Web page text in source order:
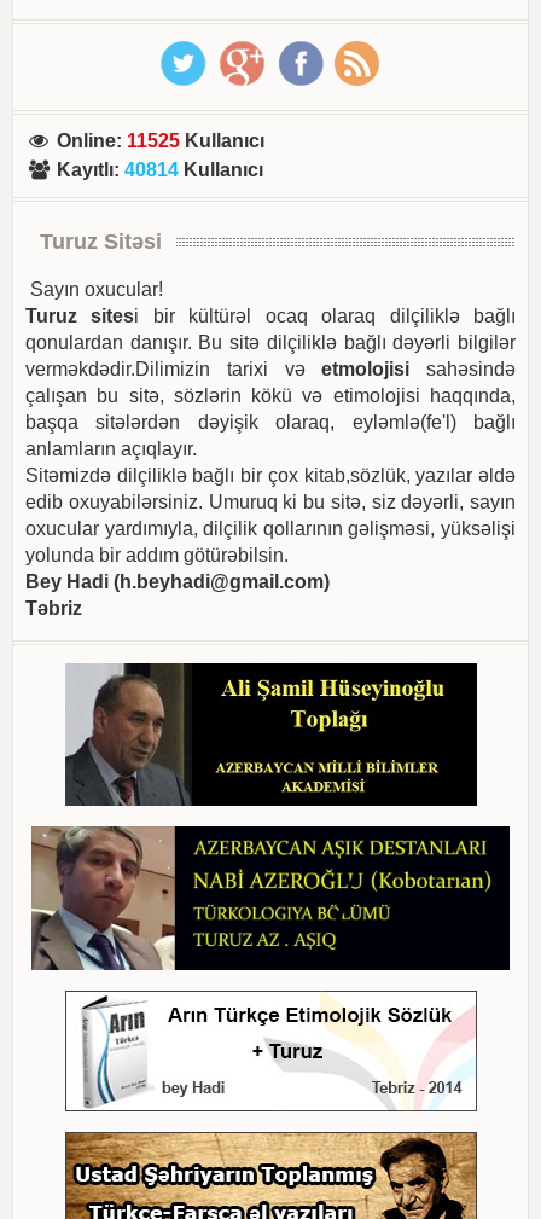
Online: 11525 Kullanıcı
Kayıtlı:40814 Kullanıcı
Turuz Sitəsi
Sayın oxucular!
Turuz sitesi bir kültürəl ocaq olaraq dilçiliklə bağlı
qonulardan danışır. Bu sitə dilçiliklə bağlı dəyərli bilgilər
verməkdədir.Dilimizin tarixi vəetmolojisi sahəsində
çalışan bu sitə, sözlərin kökü və etimolojisi haqqında,
başqa sitələrdən dəyişik olaraq, eyləmlə(fe'l) bağlı
anlamların açıqlayır.
Sitəmizdə dilçiliklə bağlı bir çox kitab,sözlük, yazılar əldə
edib oxuyabilərsiniz. Umuruq ki bu sitə, siz dəyərli, sayın
oxucular yardımıyla, dilçilik qollarının gəlişməsi, yüksəlişi
yolunda bir addım götürəbilsin.
Bey Hadi (h.beyhadi@gmail.com)
Təbriz